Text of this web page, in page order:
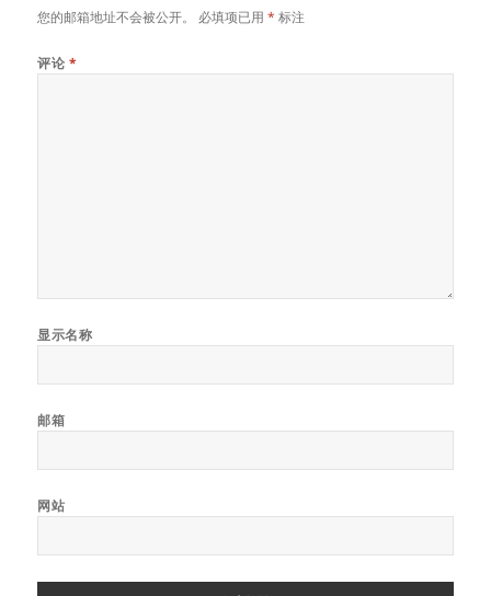
您的邮箱地址不会被公开。 必填项已用* 标注
评论 *
显示名称
邮箱
网站